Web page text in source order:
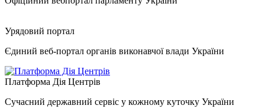
Урядовий портал
Єдиний веб-портал органів виконавчої влади України
Платформа Дія Центрів
Сучасний державний сервіс у кожному куточку України